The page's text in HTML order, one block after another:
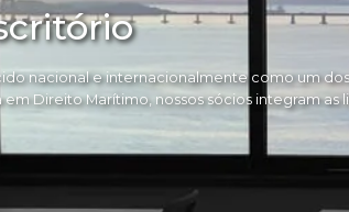
nacional e internacionalmente como um
Direito Marítimo, nossos sócios integram as